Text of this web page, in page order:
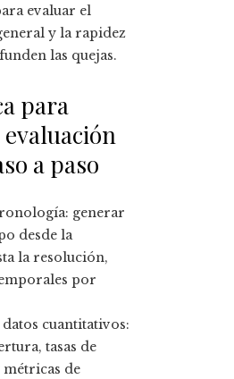
evaluar el
y la rapidez
las quejas.
para
a paso
generar
desde la
la resolución,
por
cuantitativos:
tasas de
de